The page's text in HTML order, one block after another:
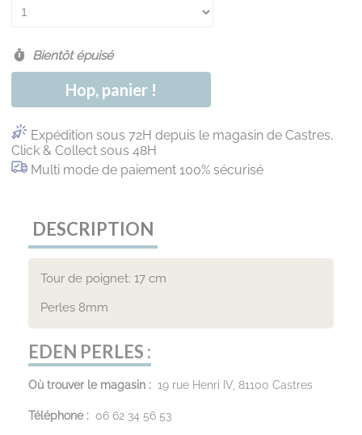
Bientôt épuisé
Hop, panier !
Expédition sous 72H depuis le magasin de Castres,
Click & Collect sous 48H
Multi mode de paiement 100% sécurisé
DESCRIPTION
Tour de poignet: 17 cm
Perles 8mm
EDEN PERLES :
Où trouver le magasin : 19 rue Henri IV, 81100 Castres
Téléphone : 06 62 34 56 53